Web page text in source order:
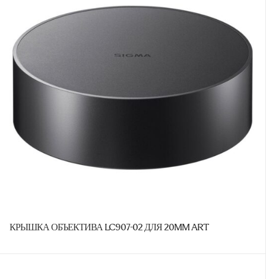
КРЫШКА ОБЪЕКТИВА LC907-02 ДЛЯ 20MM ART